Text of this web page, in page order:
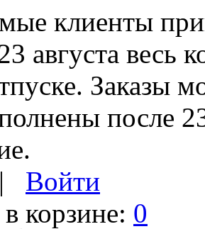
клиенты
августа весь
Заказы
после
Войти
в корзине: 0